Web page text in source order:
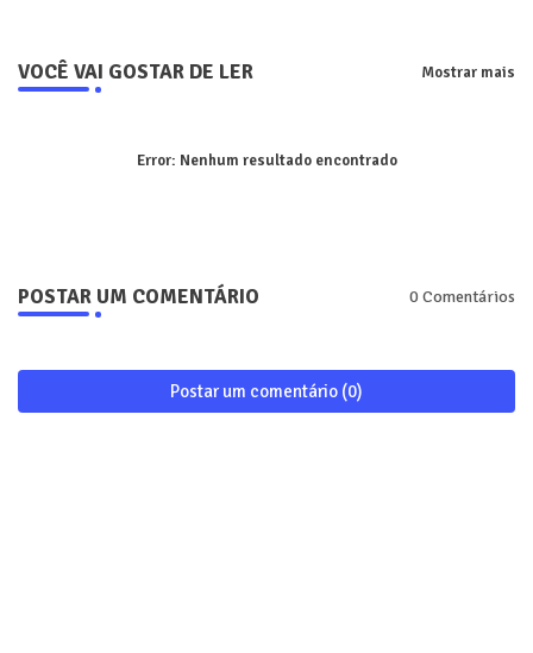
VOCÊ VAI GOSTAR DE LER Mostrar mais
Error: Nenhum resultado encontrado
POSTAR UM COMENTÁRIO 0 Comentários
Postar um comentário (0)